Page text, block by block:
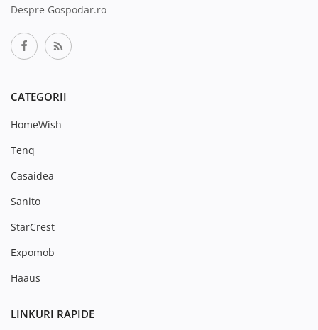
Despre Gospodar.ro
CATEGORII
HomeWish
Tenq
Casaidea
Sanito
StarCrest
Expomob
Haaus
LINKURI RAPIDE